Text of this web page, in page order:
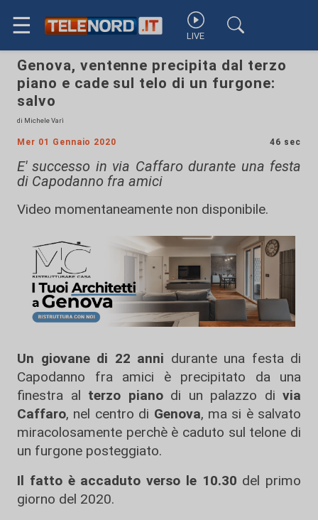
☰ LIVE
Genova, ventenne precipita dal terzo
piano e cade sul telo di un furgone:
salvo
di Michele Varì
Mer 01 Gennaio 2020 46 sec
E' successo in via Caffaro durante una festa
di Capodanno fra amici
Video momentaneamente non disponibile.
Un giovane di 22 anni durante una festa di
Capodanno fra amici è precipitato da una
finestra al terzo pianodi un palazzo di via
Caffaro, nel centro di Genova, ma si è salvato
miracolosamente perchè è caduto sul telone di
un furgone posteggiato.
Il fatto è accaduto verso le 10.30 del primo
giorno del 2020.